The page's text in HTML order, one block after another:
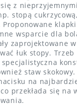
z nieprzyjemnymi
stopą
wsparcie dla
zaprojektowane
łuk stopy. Trzeb
staw skokowy.
na
przekłada się na